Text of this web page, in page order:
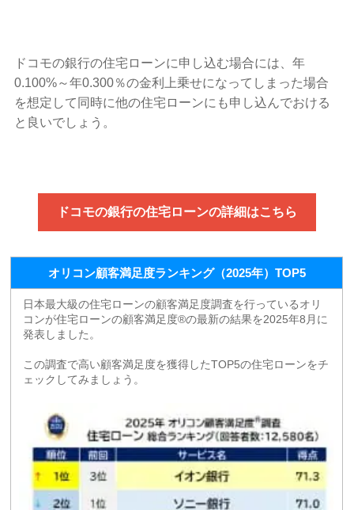
ドコモの銀行の住宅ローンに申し込む場合には、年
0.100%～年0.300％の金利上乗せになってしまった場合
を想定して同時に他の住宅ローンにも申し込んでおける
と良いでしょう。
ドコモの銀行の住宅ローンの詳細はこちら
オリコン顧客満足度ランキング（2025年）TOP5
日本最大級の住宅ローンの顧客満足度調査を行っているオリ
コンが住宅ローンの顧客満足度®の最新の結果を2025年8月に
発表しました。
この調査で高い顧客満足度を獲得したTOP5の住宅ローンをチ
ェックしてみましょう。